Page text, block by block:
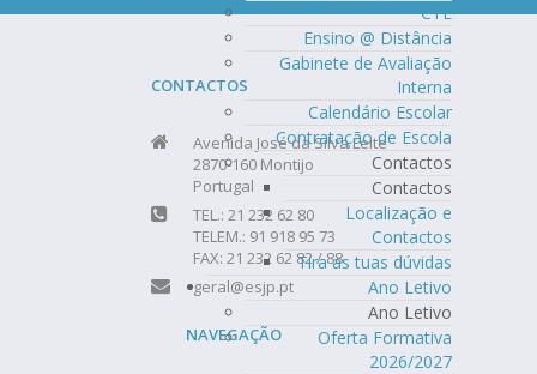
CTE
Ensino @ Distância
Gabinete de Avaliação
Interna
Calendário Escolar
Contratação de Escola
Contactos
Contactos
Localização e
Contactos
Tira as tuas dúvidas
Ano Letivo
Ano Letivo
Oferta Formativa
2026/2027
CONTACTOS
Avenida José da Silva Leite
2870-160 Montijo
Portugal
TEL.: 21 232 62 80
TELEM.: 91 918 95 73
FAX: 21 232 62 82 / 88
geral@esjp.pt
NAVEGAÇÃO